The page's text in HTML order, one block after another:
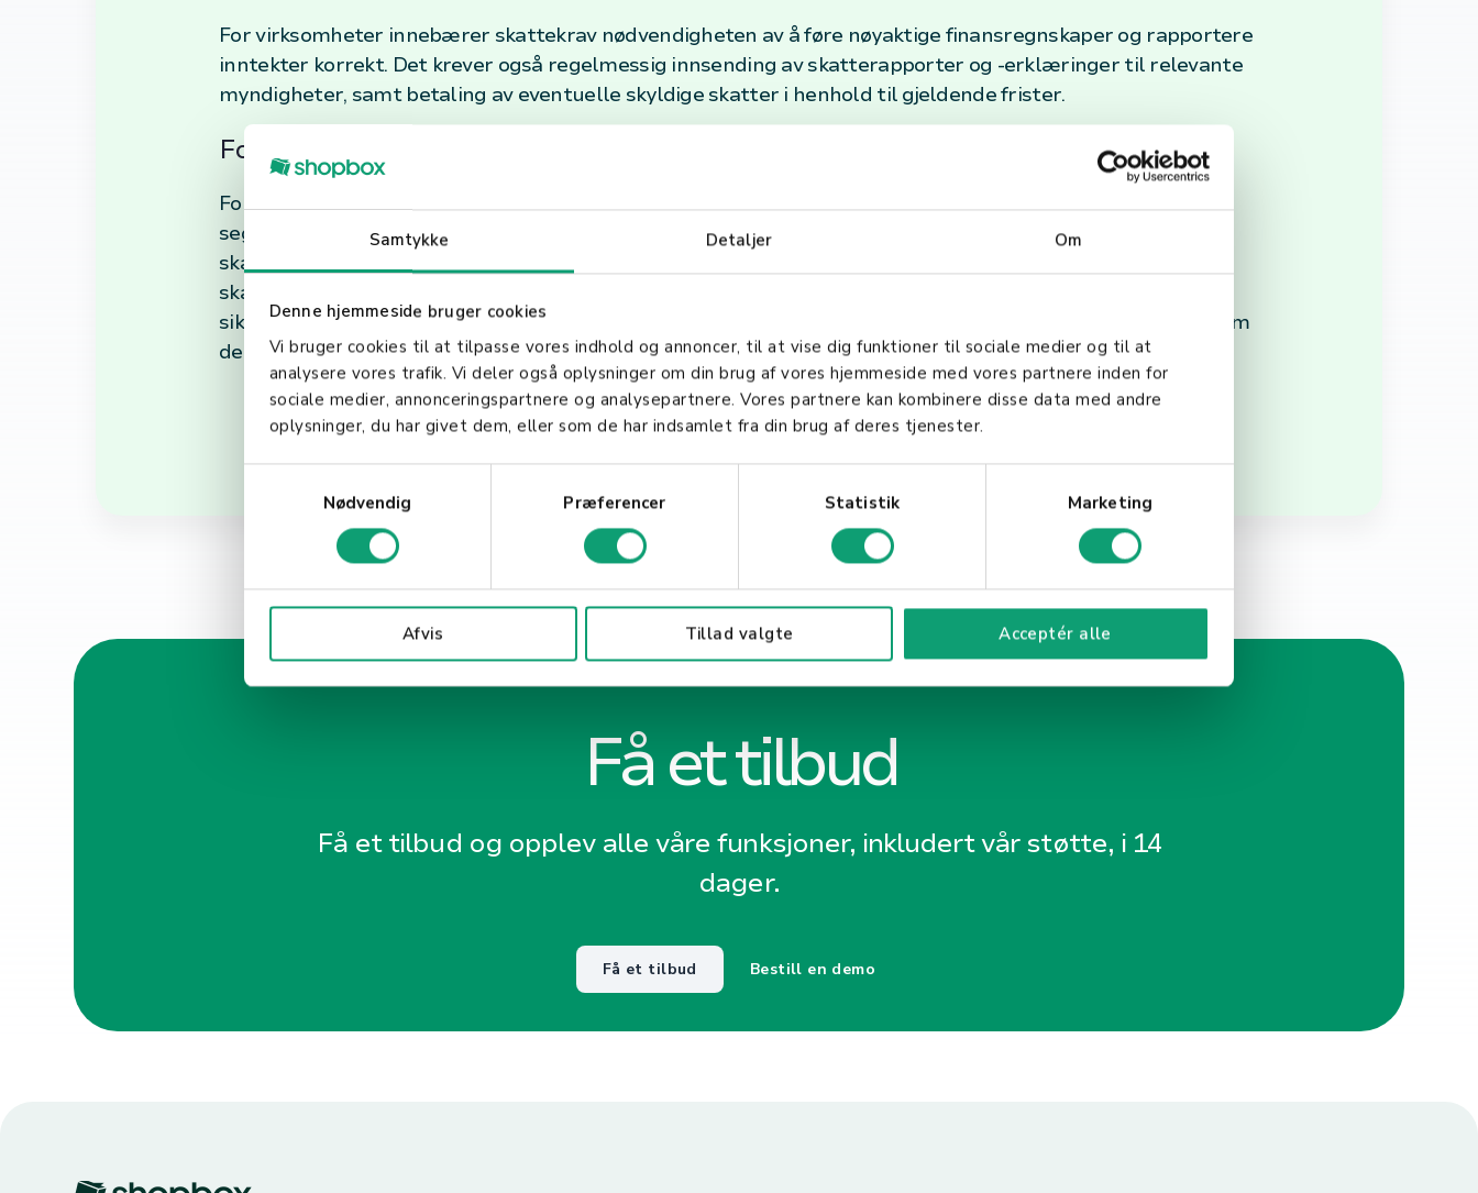
Samtykke Detaljer Om
Denne hjemmeside bruger cookies
Vi bruger cookies til at tilpasse vores indhold og annoncer, til at vise dig funktioner til sociale medier og til at
analysere vores trafik. Vi deler også oplysninger om din brug af vores hjemmeside med vores partnere inden for
sociale medier, annonceringspartnere og analysepartnere. Vores partnere kan kombinere disse data med andre
oplysninger, du har givet dem, eller som de har indsamlet fra din brug af deres tjenester.
k
v
Nødvendig Præferencer Statistik Marketing
Afvis Tillad valgte Acceptér alle
For virksomheter innebærer skattekrav nødvendigheten av å føre nøyaktige finansregnskaper og rapportere
inntekter korrekt. Det krever også regelmessig innsending av skatterapporter og -erklæringer til relevante
myndigheter, samt betaling av eventuelle skyldige skatter i henhold til gjeldende frister.
Forståelse og Håndtering av Skattekrav
For å håndtere skattekrav effektivt, bør virksomheter implementere robuste regnskapssystemer og holde
seg oppdatert med endringer i skattelovgivningen. Det kan være fordelaktig å konsultere med en
skatterådgiver eller revisor for å sikre at alle skatteregler følges og at man utnytter eventuelle
skattefordeler og unngår feil som kan føre til straffesanksjoner. Ved å forstå skattekrav kan virksomheter
sikre at de oppfyller sine lovpålagte forpliktelser og bidrar til samfunnets økonomiske velferd, samtidig som
de unngår unødvendige bøter og øker sin økonomiske effektivitet.
Få et tilbud
Få et tilbud og opplev alle våre funksjoner, inkludert vår støtte, i 14
dager.
Få et tilbud Bestill en demo